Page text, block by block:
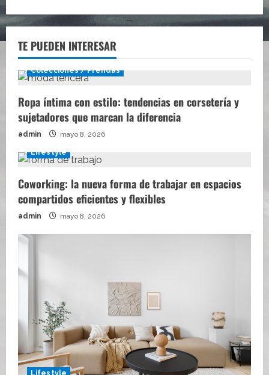
TE PUEDEN INTERESAR
Colecciones / Prendas
Ropa íntima con estilo: tendencias en corsetería y
sujetadores que marcan la diferencia
admin mayo 8, 2026
Lifestyle
Coworking: la nueva forma de trabajar en espacios
compartidos eficientes y flexibles
admin mayo 8, 2026
Lifestyle